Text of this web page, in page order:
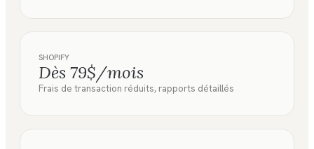
SHOPIFY
Dès 79$/mois
Frais de transaction réduits, rapports détaillés